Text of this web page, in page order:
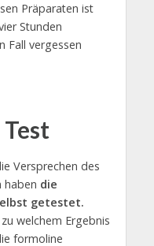
Präparaten ist
Stunden
Fall vergessen
Versprechen des
haben die
getestet.
welchem Ergebnis
formoline